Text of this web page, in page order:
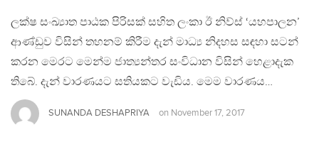
ලක්ෂ සංඛ්‍යාත පාඨක පිරිසක් සහිත ලංකා ඊ නිව්ස් ‘යහපාලන’
ආණ්ඩුව විසින් තහනම් කිරීම දැන් මාධ්‍ය නිදහස සඳහා සටන්
කරන මෙරට මෙන්ම ජාත්‍යන්තර සංවිධාන විසින් හෙළාදැක
තිබේ. දැන් වාරණයට සතියකට වැඩිය. මෙම වාරණය…
SUNANDA DESHAPRIYA on November 17, 2017